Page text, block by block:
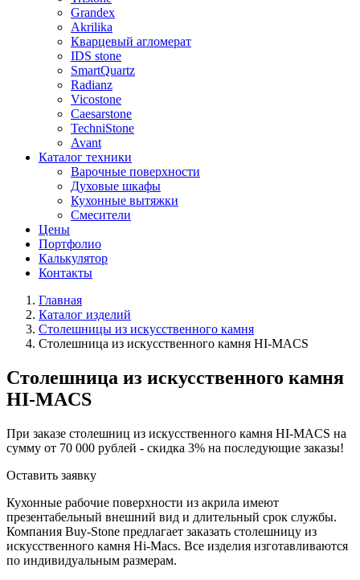
Grandex
Akrilika
Кварцевый агломерат
IDS stone
SmartQuartz
Radianz
Vicostone
Caesarstone
TechniStone
Avant
Каталог техники
Варочные поверхности
Духовые шкафы
Кухонные вытяжки
Смесители
Цены
Портфолио
Калькулятор
Контакты
Главная
Каталог изделий
Столешницы из искусственного камня
Столешница из искусственного камня HI-MACS
Столешница из искусственного камня
HI-MACS
При заказе столешниц из искусственного камня HI-MACS на
сумму от 70 000 рублей - скидка 3% на последующие заказы!
Оставить заявку
Кухонные рабочие поверхности из акрила имеют
презентабельный внешний вид и длительный срок службы.
Компания Buy-Stone предлагает заказать столешницу из
искусственного камня Hi-Macs. Все изделия изготавливаются
по индивидуальным размерам.